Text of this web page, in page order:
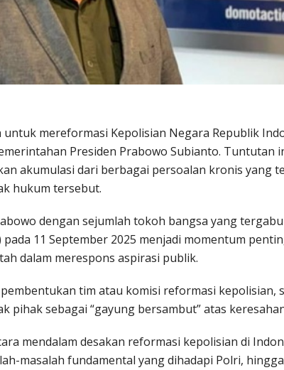
untuk mereformasi Kepolisian Negara Republik
Presiden Prabowo Subianto. Tuntutan
akumulasi dari berbagai persoalan kronis yang
hukum tersebut.
dengan sejumlah tokoh bangsa yang
11 September 2025 menjadi momentum
dalam merespons aspirasi publik.
tim atau komisi reformasi kepolisian,
pihak sebagai “gayung bersambut” atas
mendalam desakan reformasi kepolisian di
masalah fundamental yang dihadapi Polri,